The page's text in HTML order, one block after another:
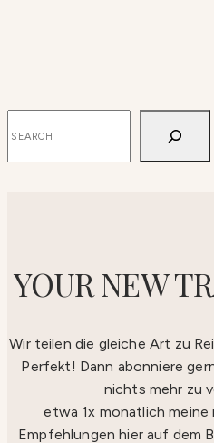
YOUR NEW
Wir teilen die gleiche Art zu
Perfekt! Dann abonniere
nichts mehr zu
etwa 1x monatlich
Empfehlungen hier auf dem